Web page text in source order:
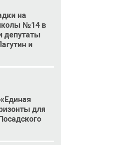
на
№14 в
депутаты
и
для